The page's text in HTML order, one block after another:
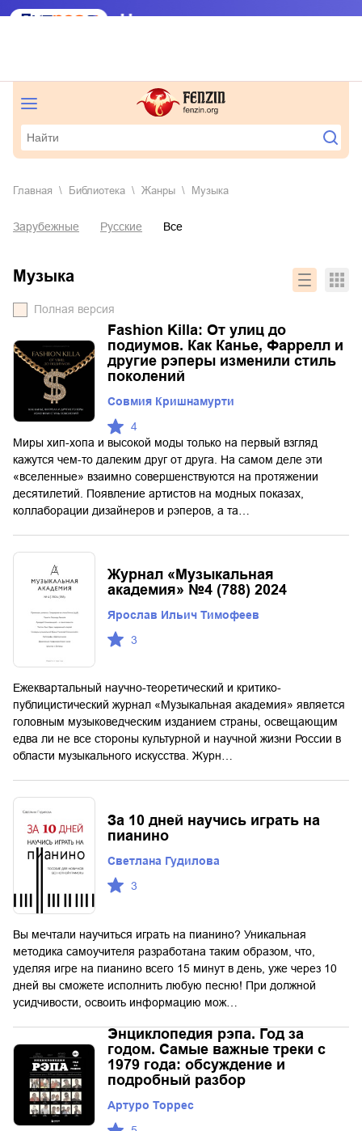
Главная Библиотека Жанры музыка
Зарубежные Русские Все
музыка
Полная версия
Fashion Killa: От улиц до
подиумов. Как Канье, Фаррелл и
другие рэперы изменили стиль
поколений
Совмия Кришнамурти
4
Миры хип-хопа и высокой моды только на первый взгляд
кажутся чем-то далеким друг от друга. На самом деле эти
«вселенные» взаимно совершенствуются на протяжении
десятилетий. Появление артистов на модных показах,
коллаборации дизайнеров и рэперов, а та…
Журнал «Музыкальная
академия» №4 (788) 2024
Ярослав Ильич Тимофеев
3
Ежеквартальный научно-теоретический и критико-
публицистический журнал «Музыкальная академия» является
головным музыковедческим изданием страны, освещающим
едва ли не все стороны культурной и научной жизни России в
области музыкального искусства. Журн…
За 10 дней научись играть на
пианино
Светлана Гудилова
3
Вы мечтали научиться играть на пианино? Уникальная
методика самоучителя разработана таким образом, что,
уделяя игре на пианино всего 15 минут в день, уже через 10
дней вы сможете исполнить любую песню! При должной
усидчивости, освоить информацию мож…
Энциклопедия рэпа. Год за
годом. Самые важные треки c
1979 года: обсуждение и
подробный разбор
Артуро Торрес